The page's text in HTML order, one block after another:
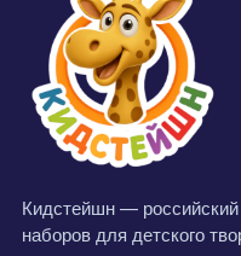
Кидстейшн — российский
наборов для детского